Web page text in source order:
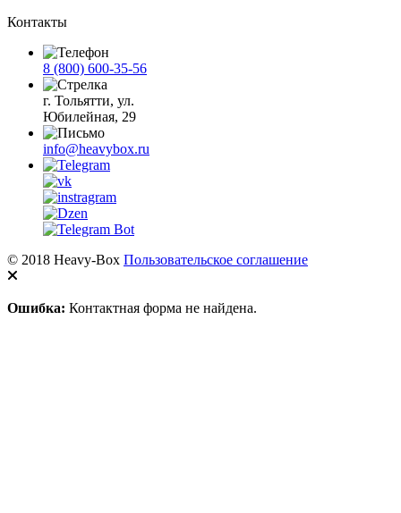
Контакты
8 (800) 600-35-56
г. Тольятти, ул.
Юбилейная, 29
info@heavybox.ru
© 2018 Heavy-Box Пользовательское соглашение
Ошибка: Контактная форма не найдена.